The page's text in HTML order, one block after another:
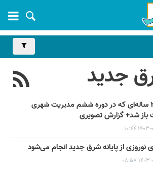
جدید
گره ۳۳ ساله‌ای که در دوره ششم مدیریت شهری
باز شد+ گزارش تصویری
۲۴ ۱۰:۴۴
نوروزی از پایانه شرق جدید انجام می‌شود
۰۷ ۰۸:۵۸